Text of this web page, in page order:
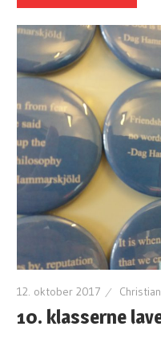
12. oktober 2017
10. klasserne